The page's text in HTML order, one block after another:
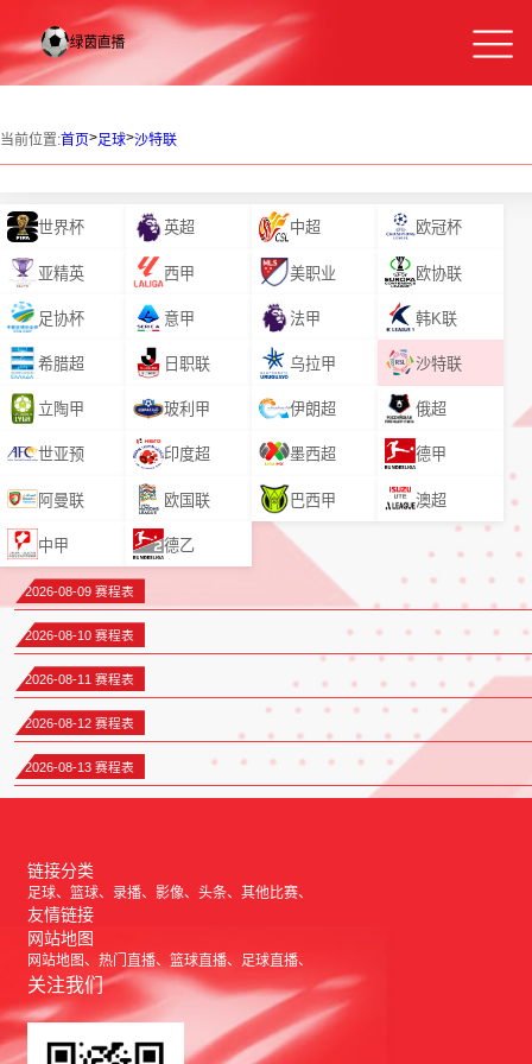
当前位置:首页>足球>沙特联
世界杯 英超 中超 欧冠杯
亚精英 西甲 美职业 欧协联
足协杯 意甲 法甲 韩K联
希腊超 日职联 乌拉甲 沙特联
立陶甲 玻利甲 伊朗超 俄超
世亚预 印度超 墨西超 德甲
阿曼联 欧国联 巴西甲 澳超
中甲 德乙
2026-08-09 赛程表
2026-08-10 赛程表
2026-08-11 赛程表
2026-08-12 赛程表
2026-08-13 赛程表
链接分类
足球 篮球 录播 影像 头条 其他比赛
友情链接
网站地图
网站地图 热门直播 篮球直播 足球直播
关注我们